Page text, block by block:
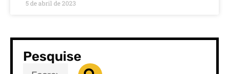
5 de abril de 2023
Pesquise